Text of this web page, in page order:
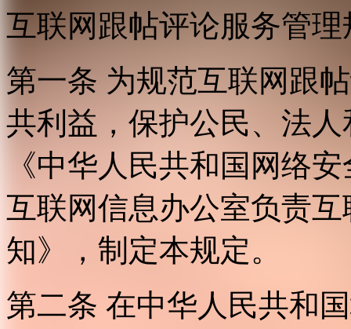
互联网跟帖评论服务管理
第一条 为规范互联网跟
共利益，保护公民、法
《中华人民共和国网络
互联网信息办公室负责
知》，制定本规定。
第二条 在中华人民共和